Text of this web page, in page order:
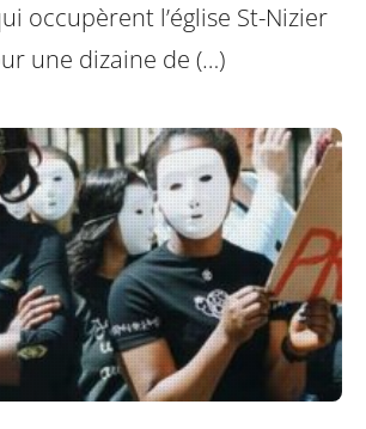
occupèrent l’église St-Nizier
une dizaine de (…)